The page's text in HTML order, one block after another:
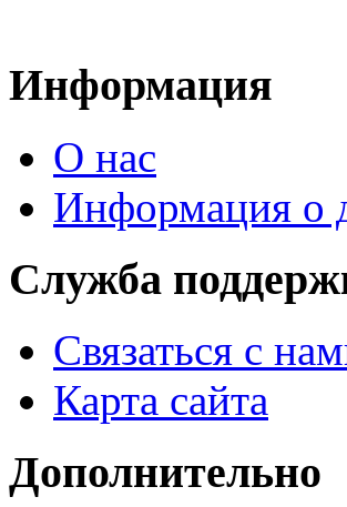
Информация
О нас
Информация о
Служба
Связаться с
Карта сайта
Дополнительно